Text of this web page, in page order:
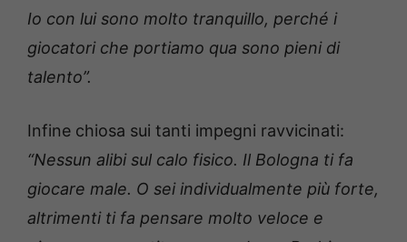
Io con lui sono molto tranquillo, perché i
giocatori che portiamo qua sono pieni di
talento”.
Infine chiosa sui tanti impegni ravvicinati:
“Nessun alibi sul calo fisico. Il Bologna ti fa
giocare male. O sei individualmente più forte,
altrimenti ti fa pensare molto veloce e